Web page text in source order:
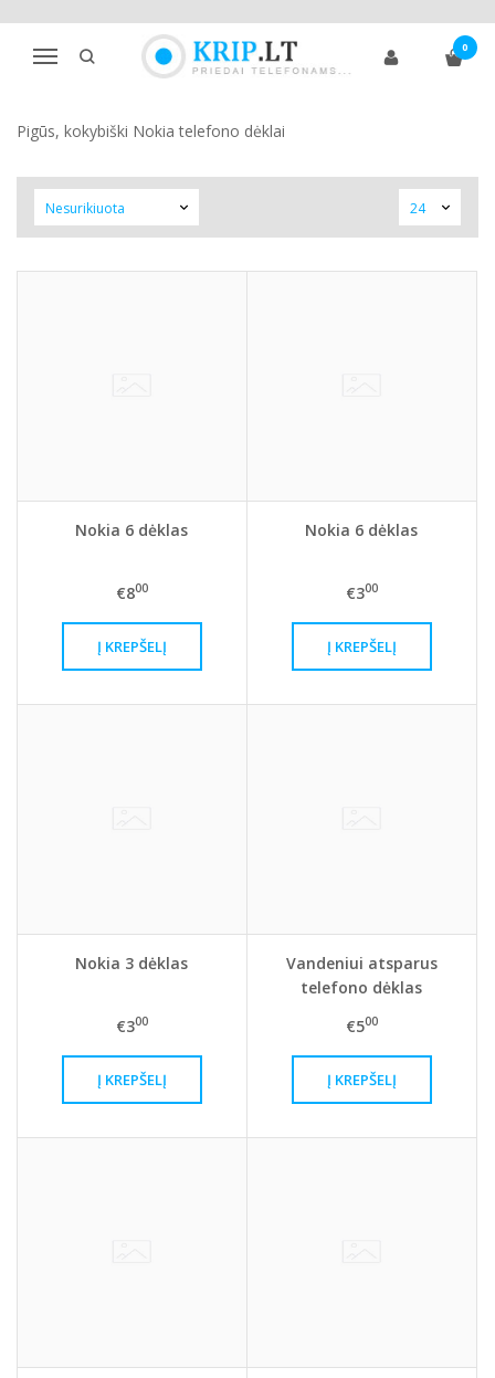
Navigacija
0
NOKIA
Telefonų dėklai Nokia
Pigūs, kokybiški Nokia telefono dėklai
Nokia 6 dėklas
€800
Nokia 6 dėklas
€300
Nokia 3 dėklas
€300
Vandeniui atsparus
telefono dėklas
€500